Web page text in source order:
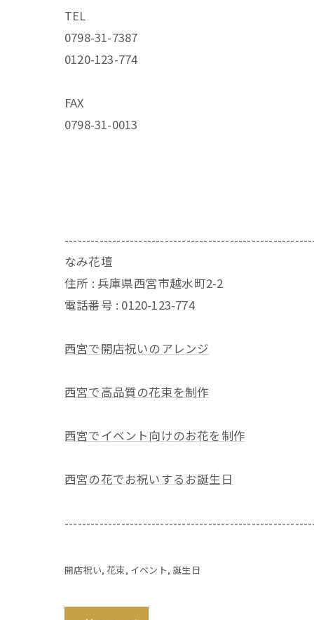
TEL
0798-31-7387
0120-123-774
FAX
0798-31-0013
なみ花壇
住所 : 兵庫県西宮市越水町2-2
電話番号 : 0120-123-774
西宮で開店祝いのアレンジ
西宮で高品質の花束を制作
西宮でイベント向けのお花を制作
西宮の花でお祝いするお誕生日
開店祝い 花束 イベント 誕生日